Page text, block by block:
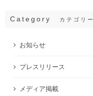
Category カテゴリー
お知らせ
プレスリリース
メディア掲載